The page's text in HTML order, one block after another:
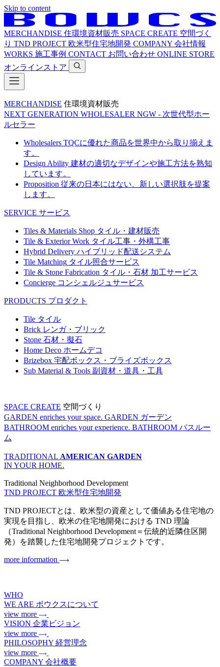
Skip to content
MERCHANDISE 住環境資材販売 SPACE CREATE 空間づく
り TND PROJECT 欧米型住宅地開発 COMPANY 会社情報
WORKS 施工事例 CONTACT お問い合わせ ONLINE STORE
オンラインストア
MERCHANDISE 住環境資材販売
NEXT GENERATION WHOLESALER NGW - 次世代型ホー
ルセラー
Wholesalers TQCに優れた商品を世界中から取り揃えま
す。
Design Ability 建材の適切なデザインや施工方法を熟知
しています。
Proposition 従来の日本にはない、新しい選択肢を提案
します。
SERVICE サービス
Tiles & Materials Shop タイル・建材販売
Tile & Exterior Work タイル工事・外構工事
Hybrid Delivery ハイブリッド配送システム
Tile Matching タイル照合サービス
Tile & Stone Fabrication タイル・石材 加工サービス
Concierge コンシェルジュサービス
PRODUCTS プロダクト
Tile タイル
Brick レンガ・ブリック
Stone 石材・擬石
Home Deco ホームデコ
Brizebox 宅配ボックス・ブライズボックス
Sub Material & Tools 副資材・道具・工具
SPACE CREATE 空間づくり
GARDEN enriches your space. GARDEN ガーデン
BATHROOM enriches your experience. BATHROOM バスルー
ム
TRADITIONAL AMERICAN GARDEN
IN YOUR HOME.
Traditional Neighborhood Development
TND PROJECT 欧米型住宅地開発
TND PROJECTとは、欧米型の資産として価値ある住宅地の
実現を目指し、欧米の住宅地開発における TND 理論
（Traditional Neighborhood Development＝伝統的近隣住区開
発）を踏襲した住宅地開発プロジェクトです。
more information
WHO
WE ARE ボウクスについて
view more
VISION 企業ビジョン
view more
PHILOSOPHY 経営理念
view more
COMPANY 会社概要